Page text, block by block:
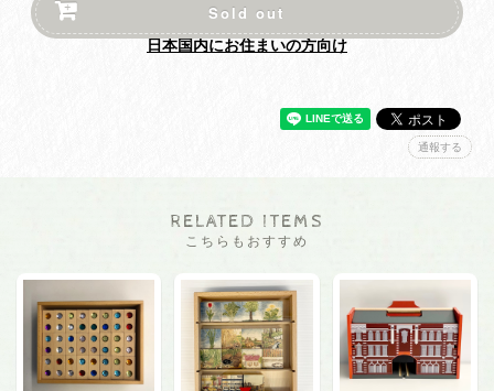
Sold out
日本国内にお住まいの方向け
通報する
RELATED ITEMS
こちらもおすすめ